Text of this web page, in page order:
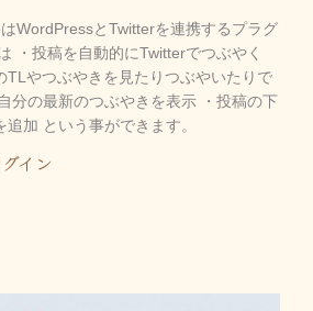
WordPressとTwitterを連携するプラグ
・投稿を自動的にTwitterでつぶやく
TLやつぶやきを見たりつぶやいたりで
分の最新のつぶやきを表示 ・投稿の下
加 という事ができます。
イン